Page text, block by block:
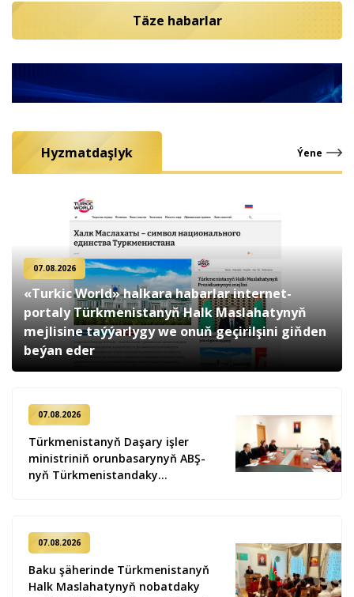
Täze habarlar
Hyzmatdaşlyk Ýene
07.08.2026
«Turkic World» halkara habarlar internet-
portaly Türkmenistanyň Halk Maslahatynyň
mejlisine taýýarlygy we onuň geçirilşini giňden
beýan eder
07.08.2026
Türkmenistanyň Daşary işler
ministriniň orunbasarynyň ABŞ-
nyň Türkmenistandaky
07.08.2026
Baku şäherinde Türkmenistanyň
Halk Maslahatynyň nobatdaky